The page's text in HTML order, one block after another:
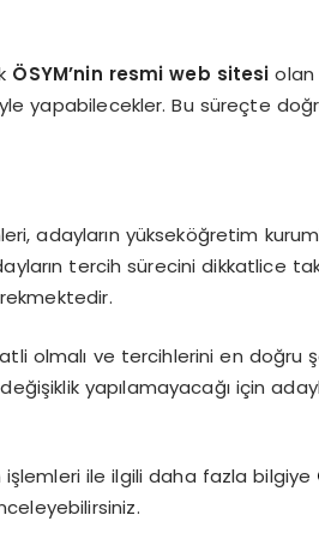
ÖSYM’nin resmi web sitesi olan
yapabilecekler. Bu süreçte
adayların yükseköğretim
tercih sürecini dikkatlice
olmalı ve tercihlerini en doğru
yapılamayacağı için
ile ilgili daha fazla bilgiye